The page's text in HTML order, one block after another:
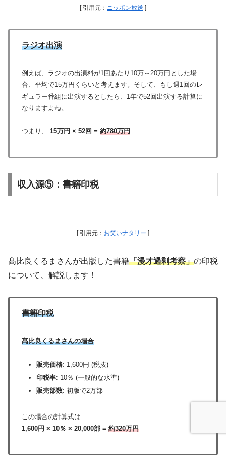
[ 引用元： ニッポン放送 ]
ラジオ出演
例えば、ラジオの出演料が1回あたり10万～20万円とした場
合、平均で15万円くらいと考えます。そして、もし週1回のレ
ギュラー番組に出演するとしたら、1年で52回出演する計算に
なりますよね。
つまり、 15万円 × 52回 = 約780万円
収入源⑤：書籍印税
[ 引用元： お笑いナタリー ]
髙比良くるまさんが出版した書籍「漫才過剰考察」の印税
について、解説します！
書籍印税
髙比良くるまさんの場合
販売価格: 1,600円 (税抜)
印税率: 10％ (一般的な水準)
販売部数: 初版で2万部
この場合の計算式は…
1,600円 × 10％ × 20,000部 = 約320万円